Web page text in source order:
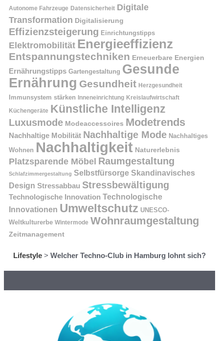
Autonome Fahrzeuge Datensicherheit Digitale
Transformation Digitalisierung
Effizienzsteigerung Einrichtungstipps
Elektromobilität Energieeffizienz
Entspannungstechniken Erneuerbare Energien
Ernährungstipps Gartengestaltung Gesunde
Ernährung Gesundheit Herzgesundheit
Immunsystem stärken Inneneinrichtung Kreislaufwirtschaft
Küchengeräte Künstliche Intelligenz
Luxusmode Modeaccessoires Modetrends
Nachhaltige Mobilität Nachhaltige Mode Nachhaltiges
Wohnen Nachhaltigkeit Naturerlebnis
Platzsparende Möbel Raumgestaltung
Schlafzimmergestaltung Selbstfürsorge Skandinavisches
Design Stressabbau Stressbewältigung
Technologische Innovation Technologische
Innovationen Umweltschutz UNESCO-
Weltkulturerbe Wintermode Wohnraumgestaltung
Zeitmanagement
Lifestyle > Welcher Techno-Club in Hamburg lohnt sich?